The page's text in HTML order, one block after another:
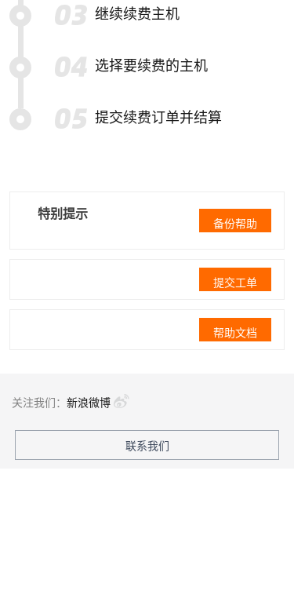
继续续费主机
选择要续费的主机
提交续费订单并结算
特别提示
备份帮助
提交工单
帮助文档